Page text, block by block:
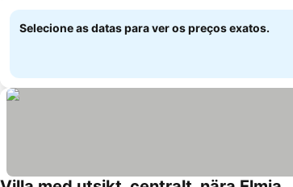
Selecione as datas para ver os preços exatos.